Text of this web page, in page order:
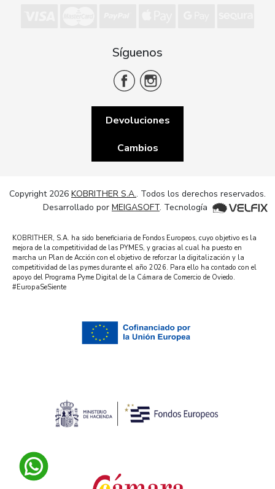
Síguenos
Devoluciones
Cambios
Copyright 2026 KOBRITHER S.A.. Todos los derechos reservados.
Desarrollado por MEIGASOFT. Tecnología
KOBRITHER, S.A. ha sido beneficiaria de Fondos Europeos, cuyo objetivo es la
mejora de la competitividad de las PYMES, y gracias al cual ha puesto en
marcha un Plan de Acción con el objetivo de reforzar la digitalización y la
competitividad de las pymes durante el año 2026. Para ello ha contado con el
apoyo del Programa Pyme Digital de la Cámara de Comercio de Oviedo.
#EuropaSeSiente